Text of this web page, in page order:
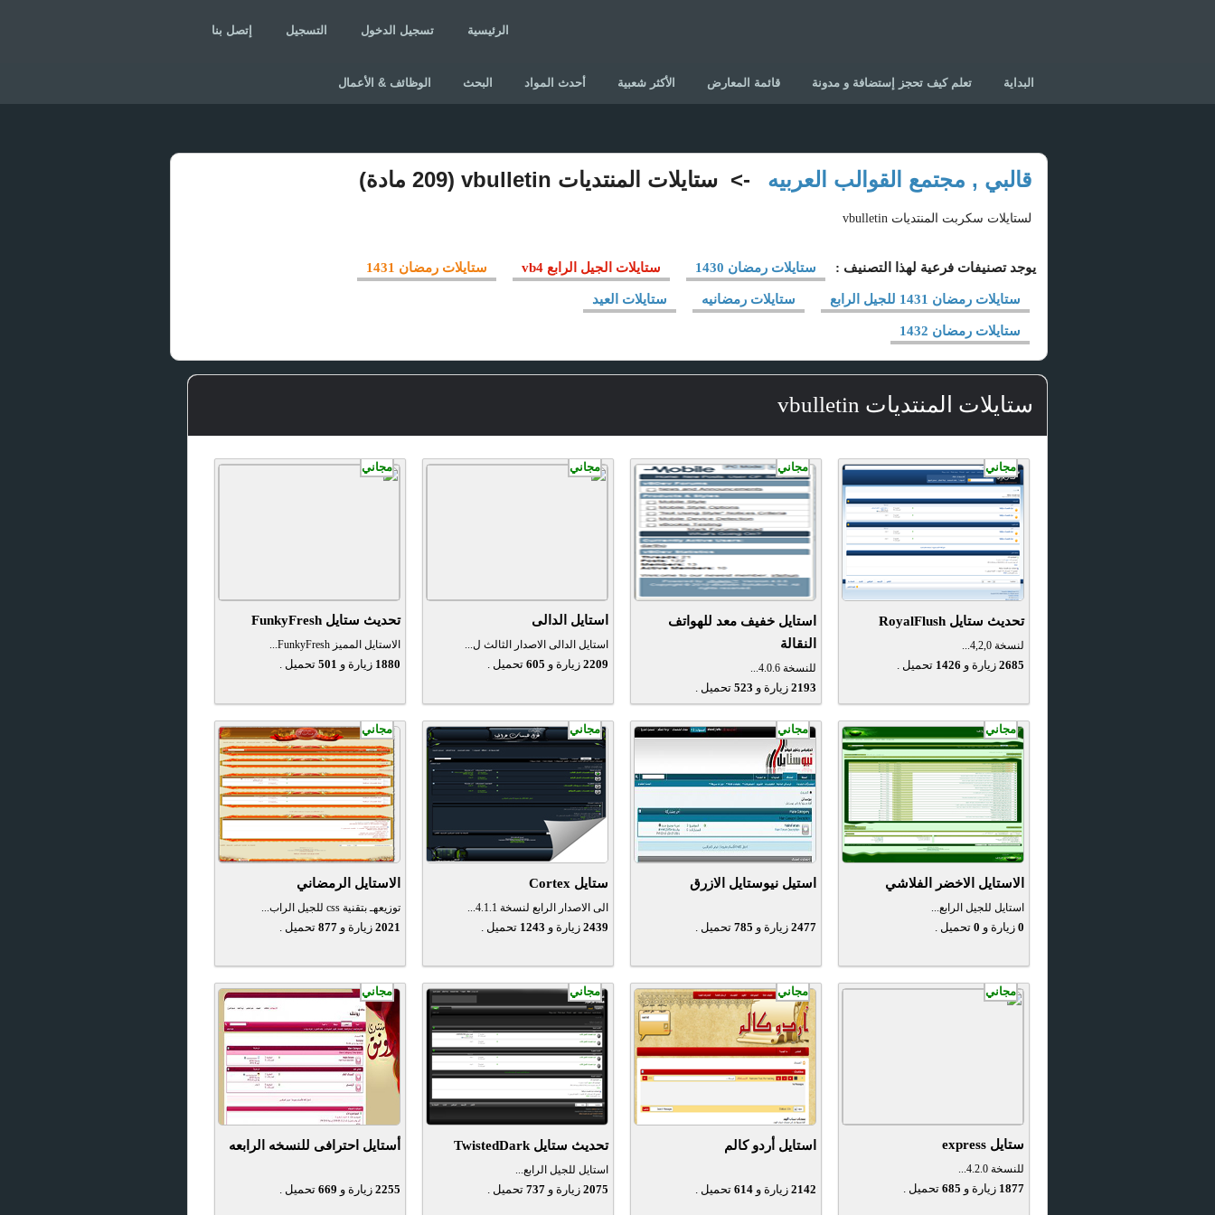
الرئيسية تسجيل الدخول التسجيل إتصل بنا
البداية تعلم كيف تحجز إستضافة و مدونة قائمة المعارض الأكثر شعبية أحدث المواد البحث الوظائف & الأعمال
قالبي , مجتمع القوالب العربيه -> ستايلات المنتديات vbulletin (209 مادة)
لستايلات سكربت المنتديات vbulletin
يوجد تصنيفات فرعية لهذا التصنيف : ستايلات رمضان 1430 ستايلات الجيل الرابع vb4 ستايلات رمضان 1431
ستايلات رمضان 1431 للجيل الرابع ستايلات رمضانيه ستايلات العيد
ستايلات رمضان 1432
ستايلات المنتديات vbulletin
مجاني
تحديث ستايل RoyalFlush
لنسخة 4,2,0...
2685 زيارة و 1426 تحميل .
مجاني
استايل خفيف معد للهواتف
النقالة
للنسخة 4.0.6...
2193 زيارة و 523 تحميل .
مجاني
استايل الدالى
استايل الدالى الاصدار الثالث ل...
2209 زيارة و 605 تحميل .
مجاني
تحديث ستايل FunkyFresh
الاستايل المميز FunkyFresh...
1880 زيارة و 501 تحميل .
مجاني
الاستايل الاخضر الفلاشي
استايل للجيل الرابع...
0 زيارة و 0 تحميل .
مجاني
استيل نيوستايل الازرق
2477 زيارة و 785 تحميل .
مجاني
ستايل Cortex
الى الاصدار الرابع لنسخة 4.1.1...
2439 زيارة و 1243 تحميل .
مجاني
الاستايل الرمضاني
توزيعهـ بتقنية css للجيل الراب...
2021 زيارة و 877 تحميل .
مجاني
ستايل express
للنسخة 4.2.0...
1877 زيارة و 685 تحميل .
مجاني
استايل أردو كالم
2142 زيارة و 614 تحميل .
مجاني
تحديث ستايل TwistedDark
استايل للجيل الرابع...
2075 زيارة و 737 تحميل .
مجاني
أستايل احترافى للنسخه الرابعه
2255 زيارة و 669 تحميل .